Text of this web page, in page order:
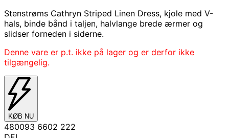
Stenstrøms Cathryn Striped Linen Dress, kjole med V-
hals, binde bånd i taljen, halvlange brede ærmer og
slidser forneden i siderne.
Denne vare er p.t. ikke på lager og er derfor ikke
tilgængelig.
KØB NU
480093 6602 222